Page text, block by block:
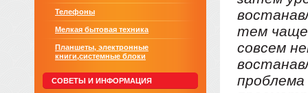
Телефоны
Мелкая бытовая техника
Планшеты, электронные
книги,системные блоки
СОВЕТЫ И ИНФОРМАЦИЯ
тем чаще
совсем